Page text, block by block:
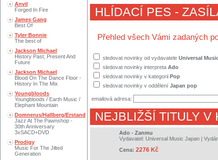
Anvil
Forged In Fire
James Gang
Best Of
Tyler Bonnie
The best of
Jackson Michael
History Past, Present And
Future
Jackson Michael
Blood On The Dance Floor -
History In The Mix
Youngbloods
Youngbloods / Earth Music /
Elephant Mountain
Domnerus/Hallberg/Erstand
Jazz At The Pawnshop -
30th Anniversary
3xSACD+DVD
Prodigy
Music For The Jilted
Generation
HLÍDACÍ PES -
Přehled všech Vámi zadaných
sledovat novinky od vydavatele Universal
sledovat novinky interpreta Ado
sledovat novinky v kategorii Pop
sledovat novinky v oddělení Japan pop
emailová adresa:
NEJBLIŽŠÍ TITULY V
Ado - Zanmu
Vydavatel: Universal Music Japan |
Cena: 2276 Kč